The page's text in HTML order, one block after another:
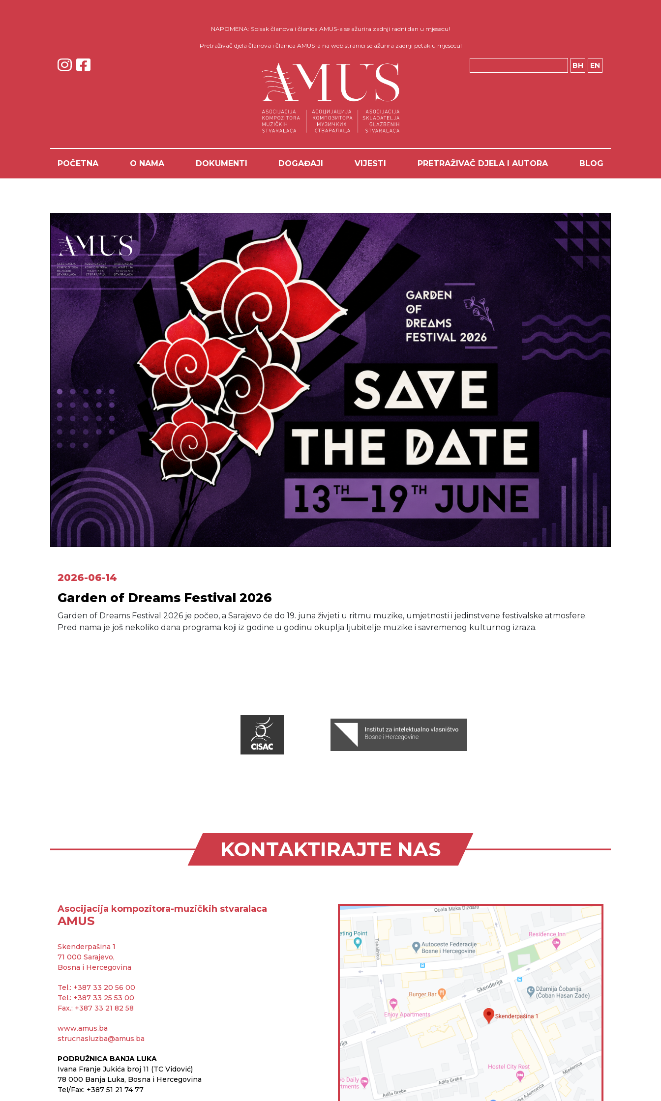
NAPOMENA: Spisak članova i članica AMUS-a se ažurira zadnji radni dan u mjesecu!
Pretraživač djela članova i članica AMUS-a na web stranici se ažurira zadnji petak u mjesecu!
BH EN
POČETNA O NAMA DOKUMENTI DOGAĐAJI VIJESTI PRETRAŽIVAČ DJELA I AUTORA BLOG
2026-06-14
Garden of Dreams Festival 2026
Garden of Dreams Festival 2026 je počeo, a Sarajevo će do 19. juna živjeti u ritmu muzike, umjetnosti i jedinstvene festivalske atmosfere.
Pred nama je još nekoliko dana programa koji iz godine u godinu okuplja ljubitelje muzike i savremenog kulturnog izraza.
KONTAKTIRAJTE NAS
Asocijacija kompozitora-muzičkih stvaralaca
AMUS
Skenderpašina 1
71 000 Sarajevo,
Bosna i Hercegovina
Tel.: +387 33 20 56 00
Tel.: +387 33 25 53 00
Fax.: +387 33 21 82 58
www.amus.ba
strucnasluzba@amus.ba
PODRUŽNICA BANJA LUKA
Ivana Franje Jukića broj 11 (TC Vidović)
78 000 Banja Luka, Bosna i Hercegovina
Tel/Fax: +387 51 21 74 77